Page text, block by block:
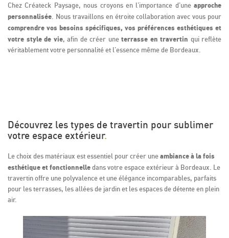
Chez Créateck Paysage, nous croyons en l'importance d'une approche
personnalisée. Nous travaillons en étroite collaboration avec vous pour
comprendre vos besoins spécifiques, vos préférences esthétiques et
votre style de vie, afin de créer une terrasse en travertin qui reflète
véritablement votre personnalité et l'essence même de Bordeaux.
Découvrez les types de travertin pour sublimer
votre espace extérieur.
Le choix des matériaux est essentiel pour créer uneambiance à la fois
esthétique et fonctionnelledans votre espace extérieur à Bordeaux. Le
travertin offre une polyvalence et une élégance incomparables, parfaits
pour les terrasses, les allées de jardin et les espaces de détente en plein
air.